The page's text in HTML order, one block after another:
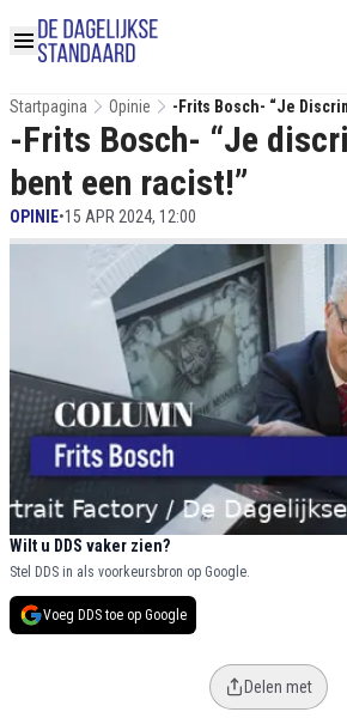
Startpagina Opinie
-Frits Bosch- “Je
Racist!”
-Frits Bosch- “Je
bent een racist!”
OPINIE•15 APR 2024, 12:00
Wilt u DDS vaker zien?
Stel DDS in als voorkeursbron op Google.
Voeg DDS toe op Google
Delen met